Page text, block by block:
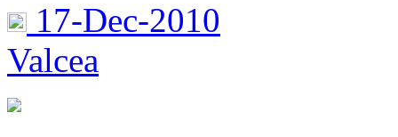
17-Dec-2010
Valcea